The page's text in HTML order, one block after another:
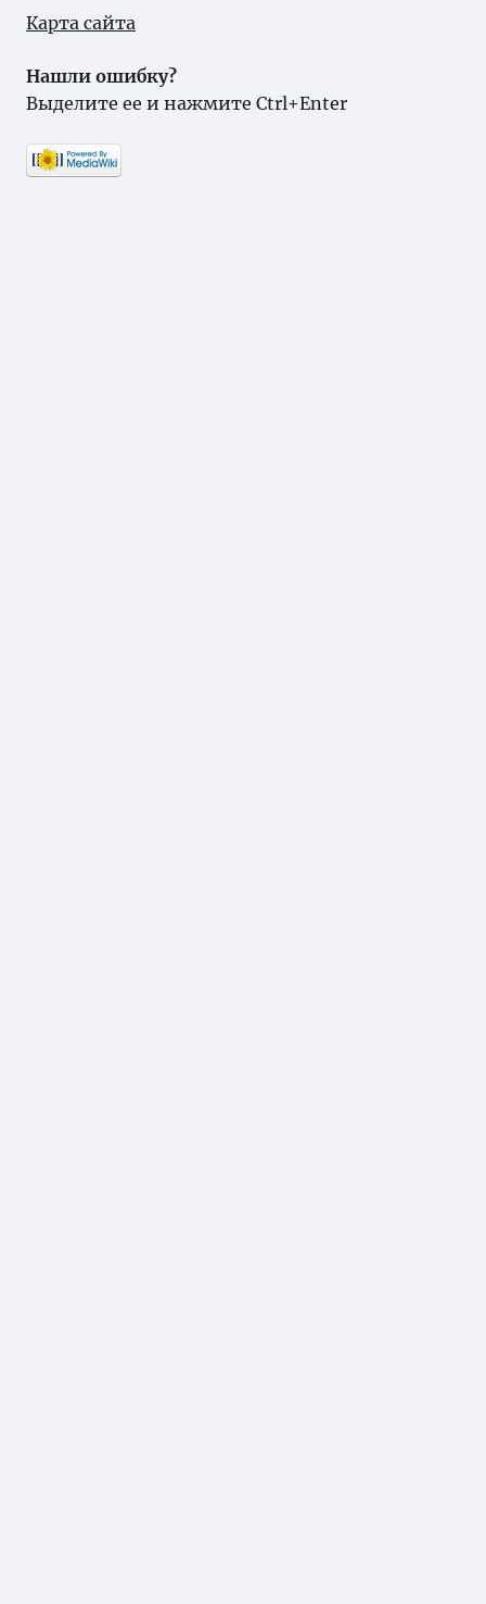
Карта сайта
Нашли ошибку?
Выделите ее и нажмите Ctrl+Enter